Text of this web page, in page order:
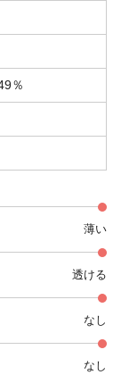
％
薄い
透ける
なし
なし